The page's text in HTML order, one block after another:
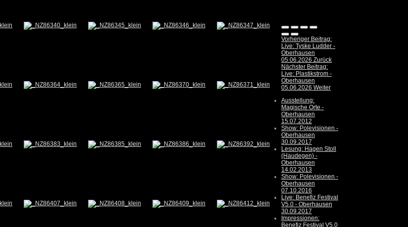
Vorheriger Beitrag:
Live: Tyske Ludder -
Oberhausen
05.06.2026 Zurück
Nächster Beitrag:
Live: Plastikstrom -
Oberhausen
05.06.2026 Weiter
Ausstellung:
Magische Orte -
Oberhausen
15.07.2012
Show: Polevisionen -
Oberhausen
30.09.2017
Lesung: Hagen Stoll
(Haudegen) -
Oberhausen
14.02.2013
Show: Polevisionen -
Oberhausen
07.10.2016
Live: Benefiz Festival
V5.0 - Oberhausen
30.09.2017
Impressionen:
Benefiz Festival V5.0